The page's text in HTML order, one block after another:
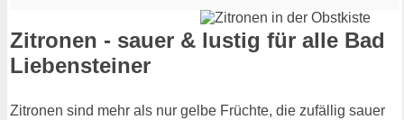
Zitronen - sauer & lustig für alle Bad
Liebensteiner
Zitronen sind mehr als nur gelbe Früchte, die zufällig sauer